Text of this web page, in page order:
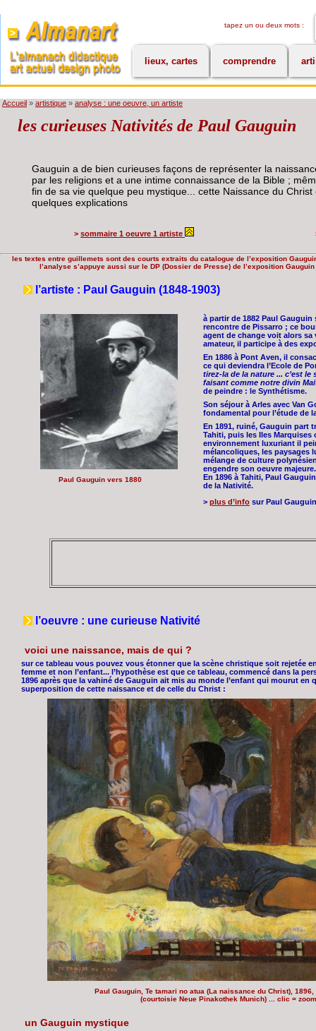
tapez un ou deux mots :
lieux, cartes comprendre
Accueil » artistique » analyse : une oeuvre, un artiste
les curieuses Nativités de Paul Gauguin
Gauguin a de bien curieuses façons de représenter la
par les religions et a une intime connaissance de la Bible ;
fin de sa vie quelque peu mystique... cette Naissance du
quelques explications
> sommaire 1 oeuvre 1 artiste
les textes entre guillemets sont des courts extraits du catalogue de l’exposition
l’analyse s’appuye aussi sur le DP (Dossier de Presse) de l’exposition
l’artiste : Paul Gauguin (1848-1903)
Paul Gauguin vers 1880
à partir de 1882 Paul
rencontre de Pissarro ; ce
agent de change voit alors sa
amateur, il participe à des
En 1886 à Pont Aven, il
ce qui deviendra l’Ecole de
tirez-la de la nature ... c’est
faisant comme notre divin
de peindre : le Synthétisme.
Son séjour à Arles avec Van
fondamental pour l’étude de
En 1891, ruiné, Gauguin part
Tahiti, puis les Iles Marquises
environnement luxuriant il
mélancoliques, les paysages
mélange de culture
engendre son oeuvre majeure.
En 1896 à Tahiti, Paul
de la Nativité.
> plus d’info sur Paul
l’oeuvre : une curieuse Nativité
voici une naissance, mais de qui ?
sur ce tableau vous pouvez vous étonner que la scène christique soit rejetée
femme et non l’enfant... l’hypothèse est que ce tableau, commencé dans la
1896 après que la vahiné de Gauguin ait mis au monde l’enfant qui mourut en
superposition de cette naissance et de celle du Christ :
Paul Gauguin, Te tamari no atua (La naissance du Christ),
(courtoisie Neue Pinakothek Munich) ... clic = zoom
un Gauguin mystique